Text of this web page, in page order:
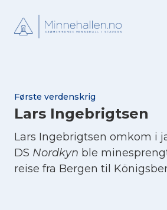
Første verdenskrig
Lars Ingebrigtsen
Lars Ingebrigtsen omkom i
DS Nordkyn ble
reise fra Bergen til